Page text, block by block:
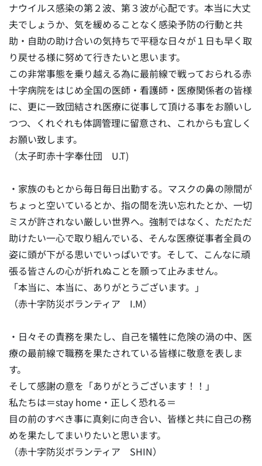
ナウイルス感染の第２波、第３波が心配です。本当に大丈
夫でしょうか、気を緩めることなく感染予防の行動と共
助・自助の助け合いの気持ちで平穏な日々が１日も早く取
り戻せる様に努めて行きたいと思います。
この非常事態を乗り越える為に最前線で戦っておられる赤
十字病院をはじめ全国の医師・看護師・医療関係者の皆様
に、更に一致団結され医療に従事して頂ける事をお願いし
つつ、くれぐれも体調管理に留意され、これからも宜しく
お願い致します。
（太子町赤十字奉仕団 U.T)
・家族のもとから毎日毎日出勤する。マスクの鼻の隙間が
ちょっと空いているとか、指の間を洗い忘れたとか、一切
ミスが許されない厳しい世界へ。強制ではなく、ただただ
助けたい一心で取り組んでいる、そんな医療従事者全員の
姿に頭が下がる思いでいっぱいです。そして、こんなに頑
張る皆さんの心が折れぬことを願って止みません。
「本当に、本当に、ありがとうございます。」
（赤十字防災ボランティア I.M）
・日々その責務を果たし、自己を犠牲に危険の渦の中、医
療の最前線で職務を果たされている皆様に敬意を表しま
す。
そして感謝の意を「ありがとうございます！！」
私たちは＝stay home・正しく恐れる＝
目の前のすべき事に真剣に向き合い、皆様と共に自己の務
めを果たしてまいりたいと思います。
（赤十字防災ボランティア SHIN）